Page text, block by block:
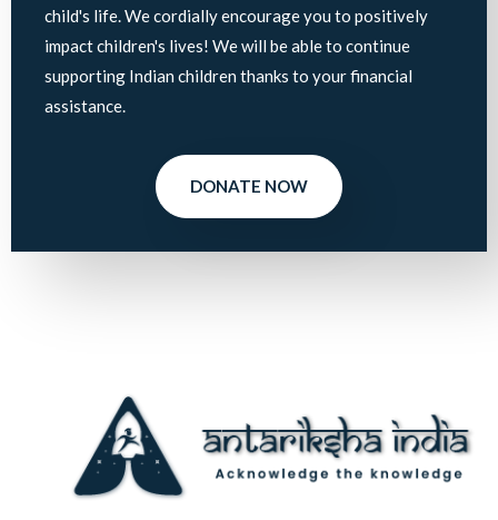
child's life. We cordially encourage you to positively
impact children's lives! We will be able to continue
supporting Indian children thanks to your financial
assistance.
DONATE NOW